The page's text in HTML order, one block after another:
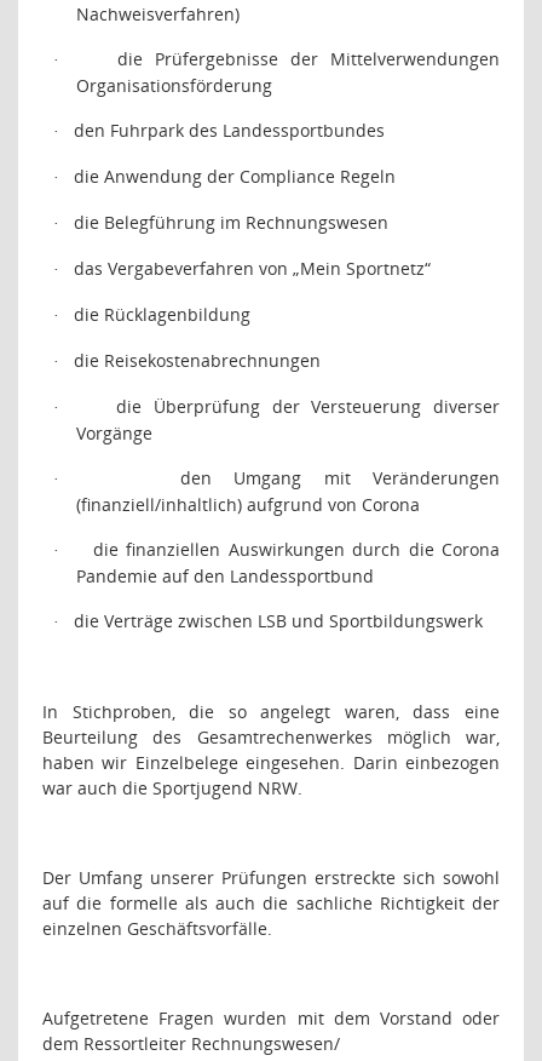
Nachweisverfahren)
·
die Prüfergebnisse der Mittelverwendungen
Organisationsförderung
· den Fuhrpark des Landessportbundes
· die Anwendung der Compliance Regeln
· die Belegführung im Rechnungswesen
· das Vergabeverfahren von „Mein Sportnetz“
· die Rücklagenbildung
· die Reisekostenabrechnungen
·
die Überprüfung der Versteuerung diverser
Vorgänge
·
den Umgang mit Veränderungen
(finanziell/inhaltlich) aufgrund von Corona
·
die finanziellen Auswirkungen durch die Corona
Pandemie auf den Landessportbund
· die Verträge zwischen LSB und Sportbildungswerk
In Stichproben, die so angelegt waren, dass eine
Beurteilung des Gesamtrechenwerkes möglich war,
haben wir Einzelbelege eingesehen. Darin einbezogen
war auch die Sportjugend NRW.
Der Umfang unserer Prüfungen erstreckte sich sowohl
auf die formelle als auch die sachliche Richtigkeit der
einzelnen Geschäftsvorfälle.
Aufgetretene Fragen wurden mit dem Vorstand oder
dem Ressortleiter Rechnungswesen/